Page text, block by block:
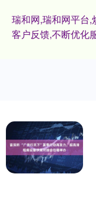
瑞和网,瑞和网平台
客户反馈,不断优化